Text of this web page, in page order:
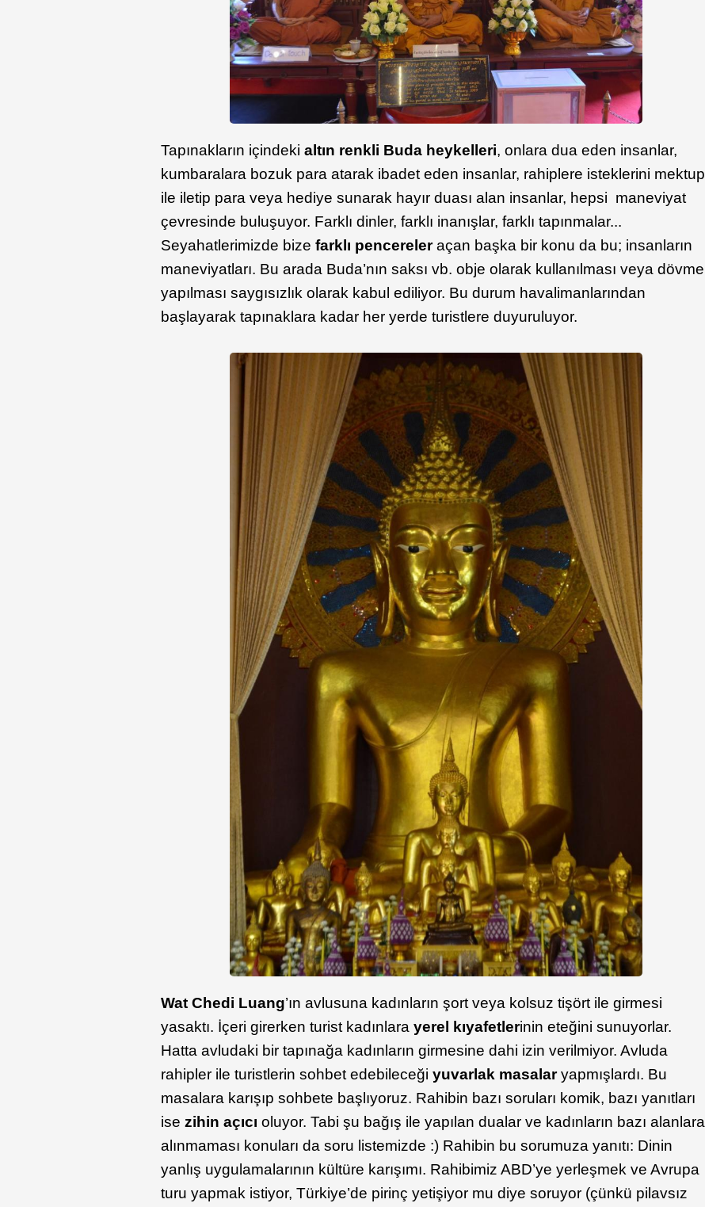
Tapınakların içindekialtın renkli Buda heykelleri, onlara dua eden insanlar,
kumbaralara bozuk para atarak ibadet eden insanlar, rahiplere isteklerini mektup
ile iletip para veya hediye sunarak hayır duası alan insanlar, hepsi maneviyat
çevresinde buluşuyor. Farklı dinler, farklı inanışlar, farklı tapınmalar...
Seyahatlerimizde bizefarklı pencereleraçan başka bir konu da bu; insanların
maneviyatları. Bu arada Buda’nın saksı vb. obje olarak kullanılması veya dövme
yapılması saygısızlık olarak kabul ediliyor. Bu durum havalimanlarından
başlayarak tapınaklara kadar her yerde turistlere duyuruluyor.
Wat Chedi Luang’ın avlusuna kadınların şort veya kolsuz tişört ile girmesi
yasaktı. İçeri girerken turist kadınlarayerel kıyafetlerinin eteğini sunuyorlar.
Hatta avludaki bir tapınağa kadınların girmesine dahi izin verilmiyor. Avluda
rahipler ile turistlerin sohbet edebileceğiyuvarlak masalaryapmışlardı. Bu
masalara karışıp sohbete başlıyoruz. Rahibin bazı soruları komik, bazı yanıtları
isezihin açıcıoluyor. Tabi şu bağış ile yapılan dualar ve kadınların bazı alanlara
alınmaması konuları da soru listemizde :) Rahibin bu sorumuza yanıtı: Dinin
yanlış uygulamalarının kültüre karışımı. Rahibimiz ABD’ye yerleşmek ve Avrupa
turu yapmak istiyor, Türkiye’de pirinç yetişiyor mu diye soruyor (çünkü pilavsız